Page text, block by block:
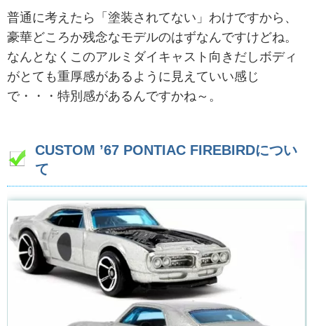
普通に考えたら「塗装されてない」わけですから、
豪華どころか残念なモデルのはずなんですけどね。
なんとなくこのアルミダイキャスト向きだしボディ
がとても重厚感があるように見えていい感じ
で・・・特別感があるんですかね～。
CUSTOM ’67 PONTIAC FIREBIRDについ
て